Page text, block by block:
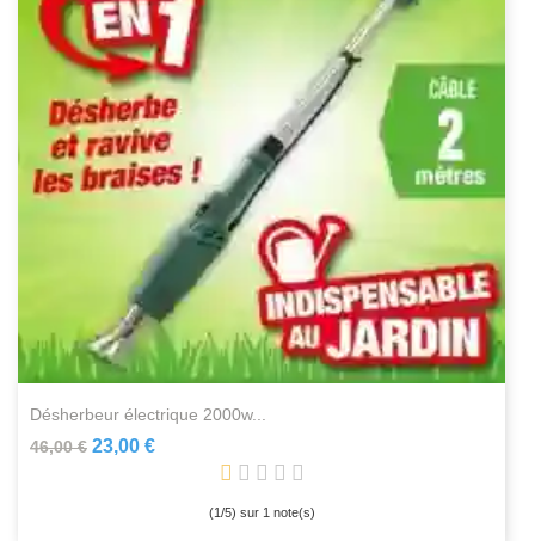
désherbeur électrique 2000w...
46,00 € 23,00 €
(1/5) sur 1note(s)